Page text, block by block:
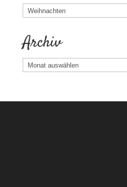
Kategorien
Archiv
Archiv